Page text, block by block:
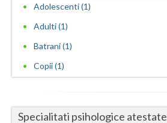
Suceava
Teleorman
Adolescenti (1)
Adulti (1)
Batrani (1)
Copii (1)
Specialitati psihologice atestate